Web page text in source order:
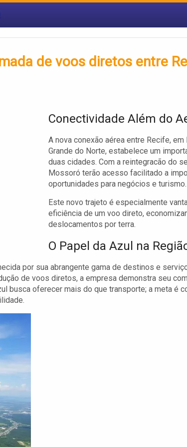
de voos diretos entre
Conectividade Além do
A nova conexão aérea entre Recife,
Grande do Norte, estabelece um
duas cidades. Com a reintegracão do
Mossoró terão acesso facilitado a
oportunidades para negócios e turismo.
Este novo trajeto é especialmente
eficiência de um voo direto,
deslocamentos por terra.
O Papel da Azul na
por sua abrangente gama de destinos e
de voos diretos, a empresa demonstra seu
busca oferecer mais do que transporte; a meta é